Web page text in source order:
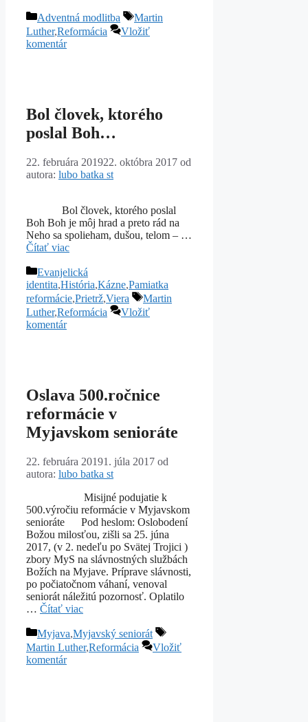
Kategórie
Adventná modlitba Značky
Martin
Luther,Reformácia
Vložiť
komentár
Bol človek, ktorého
poslal Boh…
22. februára 201922. októbra 2017 od
autora: lubo batka st
Bol človek, ktorého poslal
Boh Boh je môj hrad a preto rád na
Neho sa spolieham, dušou, telom – …
Čítať viac
Kategórie
Evanjelická
identita,História,Kázne,Pamiatka
reformácie,Prietrž,Viera Značky
Martin
Luther,Reformácia
Vložiť
komentár
Oslava 500.ročnice
reformácie v
Myjavskom senioráte
22. februára 20191. júla 2017 od
autora: lubo batka st
Misijné podujatie k
500.výročiu reformácie v Myjavskom
senioráte Pod heslom: Oslobodení
Božou milosťou, zišli sa 25. júna
2017, (v 2. nedeľu po Svätej Trojici )
zbory MyS na slávnostných službách
Božích na Myjave. Príprave slávnosti,
po počiatočnom váhaní, venoval
seniorát náležitú pozornosť. Oplatilo
… Čítať viac
Kategórie
Myjava,Myjavský seniorát
Značky
Martin Luther,Reformácia
Vložiť
komentár